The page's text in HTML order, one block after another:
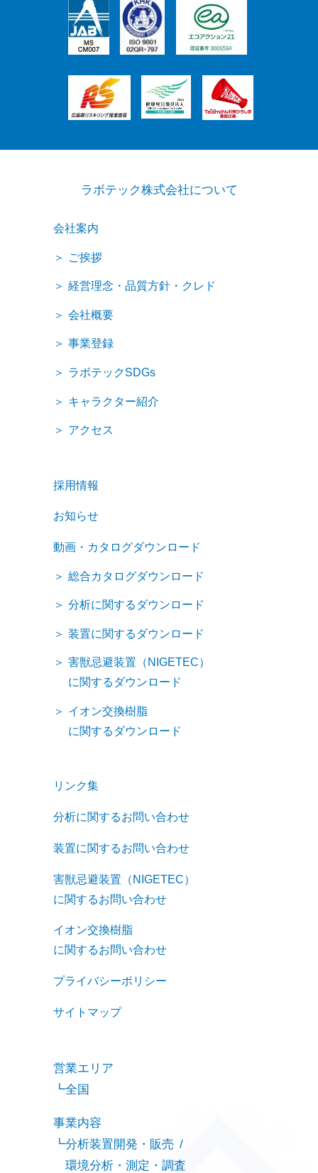
ラボテック株式会社について
会社案内
ご挨拶
経営理念・品質方針・クレド
会社概要
事業登録
ラボテックSDGs
キャラクター紹介
アクセス
採用情報
お知らせ
動画・カタログダウンロード
総合カタログダウンロード
分析に関するダウンロード
装置に関するダウンロード
害獣忌避装置（NIGETEC）
に関するダウンロード
イオン交換樹脂
に関するダウンロード
リンク集
分析に関するお問い合わせ
装置に関するお問い合わせ
害獣忌避装置（NIGETEC）
に関するお問い合わせ
イオン交換樹脂
に関するお問い合わせ
プライバシーポリシー
サイトマップ
営業エリア
全国
事業内容
分析装置開発・販売
環境分析・測定・調査